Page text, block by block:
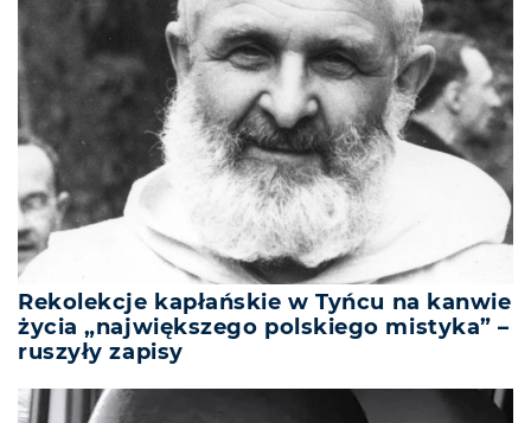
Rekolekcje kapłańskie w Tyńcu na kanwie
życia „największego polskiego mistyka” –
ruszyły zapisy